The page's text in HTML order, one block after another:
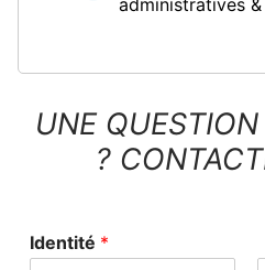
UNE
?
Identité *